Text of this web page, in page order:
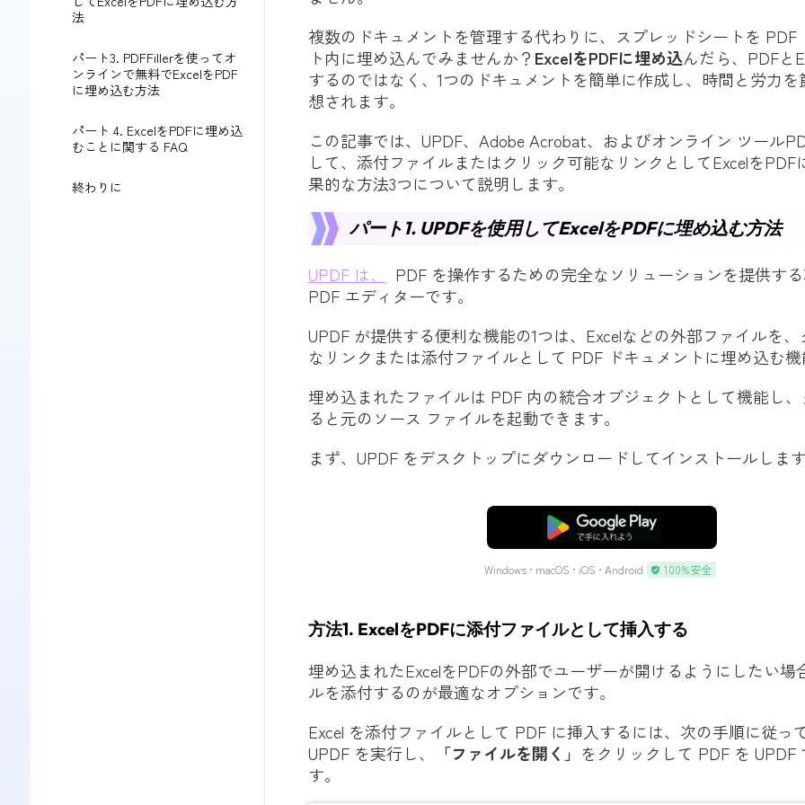
法
パート3. PDFFillerを使ってオ
ンラインで無料でExcelをPDF
に埋め込む方法
パート 4. ExcelをPDFに埋め込
むことに関する FAQ
終わりに
複数のドキュメントを管理する代わりに、スプレッドシートを PDF
ト内に埋め込んでみませんか？ ExcelをPDFに埋め込んだら、PDFと
するのではなく、1つのドキュメントを簡単に作成し、時間と労力
想されます。
この記事では、UPDF、Adobe Acrobat、およびオンライン ツール
して、添付ファイルまたはクリック可能なリンクとしてExcelをPDF
果的な方法3つについて説明します。
パート1. UPDFを使用してExcelをPDFに埋め込む方法
UPDF は、
PDF を操作するための完全なソリューションを提供す
PDF エディターです。
UPDF が提供する便利な機能の1つは、Excelなどの外部ファイルを
なリンクまたは添付ファイルとして PDF ドキュメントに埋め込む
埋め込まれたファイルは PDF 内の統合オブジェクトとして機能し
ると元のソース ファイルを起動できます。
まず、UPDF をデスクトップにダウンロードしてインストールしま
無料ダウンロード
Windows • macOS • iOS • Android 100%安全
方法1. ExcelをPDFに添付ファイルとして挿入する
埋め込まれたExcelをPDFの外部でユーザーが開けるようにしたい場
ルを添付するのが最適なオプションです。
Excel を添付ファイルとして PDF に挿入するには、次の手順に従っ
UPDF を実行し、
「ファイルを開く」 をクリックして PDF を UPDF
す。